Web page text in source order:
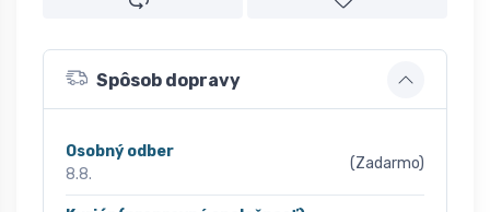
Spôsob dopravy
Osobný odber
8.8.
(Zadarmo)